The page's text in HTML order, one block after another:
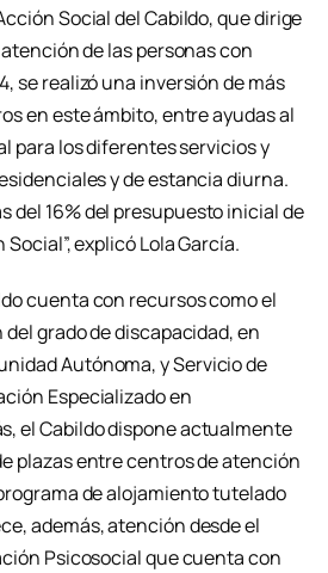
Social del Cabildo, que dirige
de las personas con
se realizó una inversión de más
en este ámbito, entre ayudas al
para los diferentes servicios y
y de estancia diurna.
del 16% del presupuesto inicial de
explicó Lola García.
cuenta con recursos como el
grado de discapacidad, en
Autónoma, y Servicio de
Especializado en
el Cabildo dispone actualmente
plazas entre centros de atención
de alojamiento tutelado
además, atención desde el
Psicosocial que cuenta con